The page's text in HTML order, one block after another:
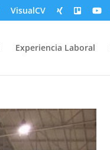
VisualCV
Experiencia Laboral